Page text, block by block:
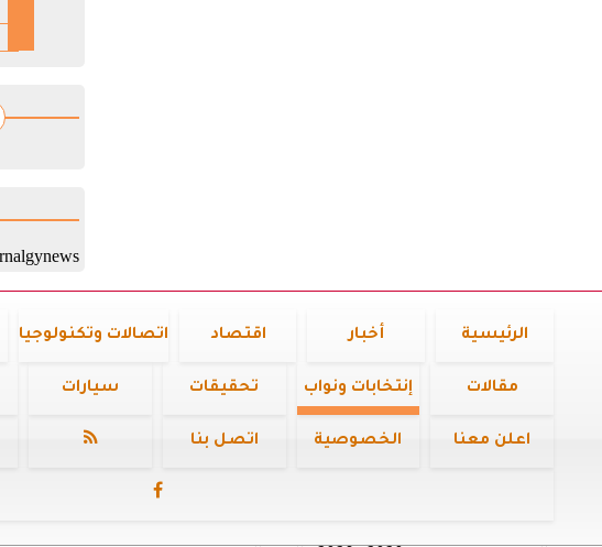
الرئيسية أخبار اقتصاد اتصالات وتكنولوجيا
مقالات إنتخابات ونواب تحقيقات سيارات
اعلن معنا الخصوصية اتصل بنا 
